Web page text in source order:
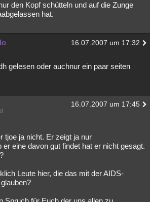
den Kopf schütteln und auf die Zunge
hat.
16.07.2007 um 17:32
gelesen oder auchnur ein paar seiten
16.07.2007 um 17:45
tjoe ja nicht. Er zeigt ja nur
eine davon gut findet hat er nicht gesagt.
Leute hier, die das mit der AIDS-